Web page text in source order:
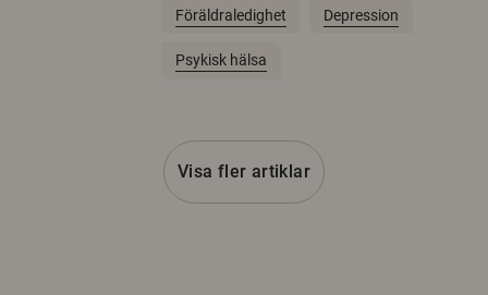
Föräldraledighet Depression
Psykisk hälsa
Visa fler artiklar